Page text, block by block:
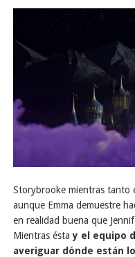
Storybrooke mientras tanto
aunque Emma demuestre
en realidad buena que
Mientras éstay el equipo
averiguar dónde están